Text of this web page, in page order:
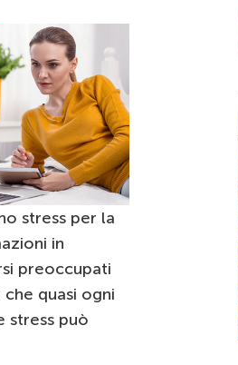
stress per la
in
preoccupati
quasi ogni
stress può